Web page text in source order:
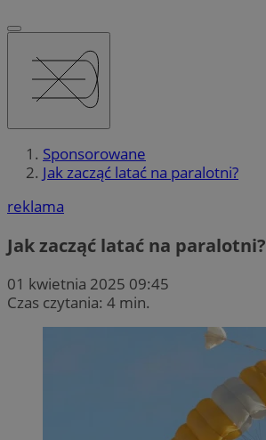
Sponsorowane
Jak zacząć latać na paralotni?
reklama
Jak zacząć latać na paralotni?
01 kwietnia 2025 09:45
Czas czytania: 4 min.